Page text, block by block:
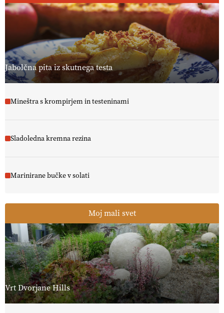
[EKOloško = LOGIČNO ]
Ekološka reja kokoši skrbi za živali
, okolje
in kakovostna jajca . VEČ
https://t.co/PX49GVsP1M
@EUAgri #IMCAP #CAP https://t.co/a1xatzEeid
13.07.2026
Jabolčna pita iz skutnega testa
Mineštra s krompirjem in testeninami
Sladoledna kremna rezina
Marinirane bučke v solati
Moj mali svet
Vrt Dvorjane Hills